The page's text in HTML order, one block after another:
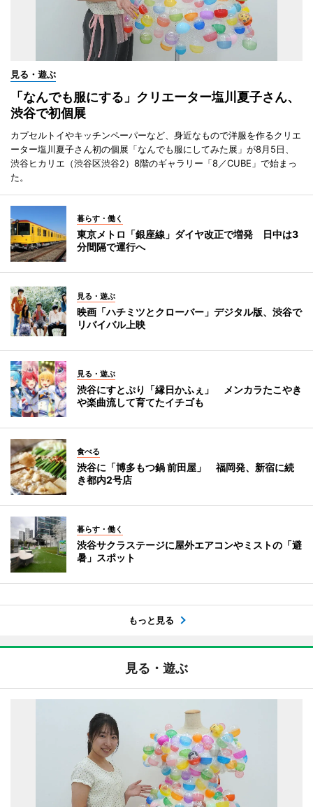
見る・遊ぶ
「なんでも服にする」クリエーター塩川夏子さん、
渋谷で初個展
カプセルトイやキッチンペーパーなど、身近なもので洋服を作るクリエ
ーター塩川夏子さん初の個展「なんでも服にしてみた展」が8月5日、
渋谷ヒカリエ（渋谷区渋谷2）8階のギャラリー「8／CUBE」で始まっ
た。
暮らす・働く
東京メトロ「銀座線」ダイヤ改正で増発 日中は3
分間隔で運行へ
見る・遊ぶ
映画「ハチミツとクローバー」デジタル版、渋谷で
リバイバル上映
見る・遊ぶ
渋谷にすとぷり「縁日かふぇ」 メンカラたこやき
や楽曲流して育てたイチゴも
食べる
渋谷に「博多もつ鍋 前田屋」 福岡発、新宿に続
き都内2号店
暮らす・働く
渋谷サクラステージに屋外エアコンやミストの「避
暑」スポット
もっと見る
見る・遊ぶ